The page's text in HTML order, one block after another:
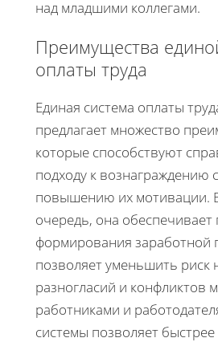
над младшими коллегами.
Преимущества
оплаты труда
Единая система оплаты
предлагает множество
которые способствуют
подходу к вознаграждению
повышению их мотивации.
очередь, она обеспечивает
формирования заработной
позволяет уменьшить риск
разногласий и конфликтов
работниками и
системы позволяет